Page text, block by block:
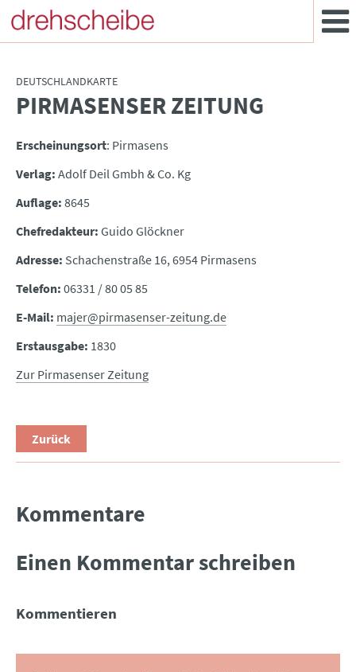
DEUTSCHLANDKARTE
:PIRMASENSER ZEITUNG
Erscheinungsort: Pirmasens
Verlag: Adolf Deil Gmbh & Co. Kg
Auflage: 8645
Chefredakteur: Guido Glöckner
Adresse: Schachenstraße 16, 6954 Pirmasens
Telefon: 06331 / 80 05 85
E-Mail: majer@pirmasenser-zeitung.de
Erstausgabe: 1830
Zur Pirmasenser Zeitung
Zurück
Kommentare
Einen Kommentar schreiben
Kommentieren